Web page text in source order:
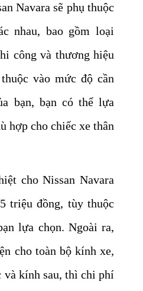
Navara sẽ phụ thuộc
nhau, bao gồm loại
công và thương hiệu
vào mức độ cần
bạn, bạn có thể lựa
hợp cho chiếc xe thân
cho Nissan Navara
triệu đồng, tùy thuộc
lựa chọn. Ngoài ra,
cho toàn bộ kính xe,
và kính sau, thì chi phí